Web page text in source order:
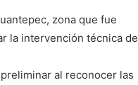
zona que fue
la intervención técnica de
al reconocer las